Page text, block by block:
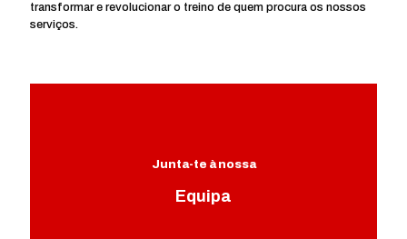
transformar e revolucionar o treino de quem procura os nossos
serviços.
Junta-te à nossa
Equipa